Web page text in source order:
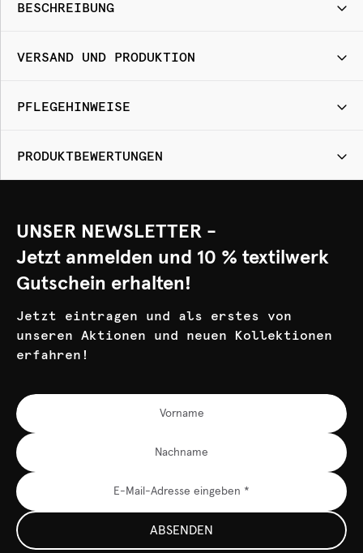
BESCHREIBUNG
VERSAND UND PRODUKTION
PFLEGEHINWEISE
PRODUKTBEWERTUNGEN
UNSER NEWSLETTER -
Jetzt anmelden und 10 % textilwerk
Gutschein erhalten!
Jetzt eintragen und als erstes von
unseren Aktionen und neuen Kollektionen
erfahren!
ABSENDEN